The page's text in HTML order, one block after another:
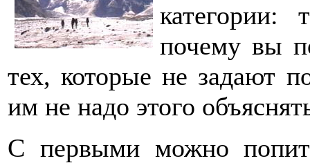
категории:
почему вы
тех, которые не задают
им не надо этого
С первыми можно